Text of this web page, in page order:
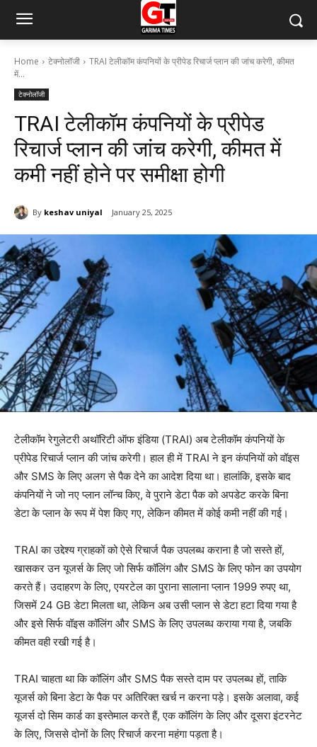
Home टेक्नोलॉजी
TRAI टेलीकॉम कंपनियों के प्रीपेड रिचार्ज प्लान की जांच करेगी, कीमत
में...
टेक्नोलॉजी
TRAI टेलीकॉम कंपनियों के प्रीपेड
रिचार्ज प्लान की जांच करेगी, कीमत में
कमी नहीं होने पर समीक्षा होगी
By keshav uniyal January 25, 2025
टेलीकॉम रेगुलेटरी अथॉरिटी ऑफ इंडिया (TRAI) अब टेलीकॉम कंपनियों के
प्रीपेड रिचार्ज प्लान की जांच करेगी। हाल ही में TRAI ने इन कंपनियों को वॉइस
और SMS के लिए अलग से पैक देने का आदेश दिया था। हालांकि, इसके बाद
कंपनियों ने जो नए प्लान लॉन्च किए, वे पुराने डेटा पैक को अपडेट करके बिना
डेटा के प्लान के रूप में पेश किए गए, लेकिन कीमत में कोई कमी नहीं की गई।
TRAI का उद्देश्य ग्राहकों को ऐसे रिचार्ज पैक उपलब्ध कराना है जो सस्ते हों,
खासकर उन यूजर्स के लिए जो सिर्फ कॉलिंग और SMS के लिए फोन का उपयोग
करते हैं। उदाहरण के लिए, एयरटेल का पुराना सालाना प्लान 1999 रुपए था,
जिसमें 24 GB डेटा मिलता था, लेकिन अब उसी प्लान से डेटा हटा दिया गया है
और इसे सिर्फ वॉइस कॉलिंग और SMS के लिए उपलब्ध कराया गया है, जबकि
कीमत वही रखी गई है।
TRAI चाहता था कि कॉलिंग और SMS पैक सस्ते दाम पर उपलब्ध हों, ताकि
यूजर्स को बिना डेटा के पैक पर अतिरिक्त खर्च न करना पड़े। इसके अलावा, कई
यूजर्स दो सिम कार्ड का इस्तेमाल करते हैं, एक कॉलिंग के लिए और दूसरा इंटरनेट
के लिए, जिससे दोनों के लिए रिचार्ज करना महंगा पड़ता है।